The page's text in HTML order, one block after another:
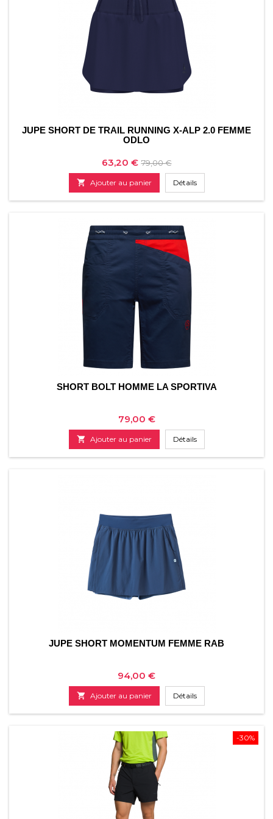
JUPE SHORT DE TRAIL RUNNING X-ALP 2.0 FEMME
ODLO
Prix
63,20 € Prix
de
base
79,00 €
 Ajouter au panier Détails
SHORT BOLT HOMME LA SPORTIVA
Prix
79,00 €
 Ajouter au panier Détails
JUPE SHORT MOMENTUM FEMME RAB
Prix
94,00 €
 Ajouter au panier Détails
-30%